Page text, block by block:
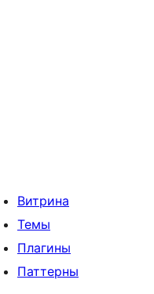
Витрина
Темы
Плагины
Паттерны